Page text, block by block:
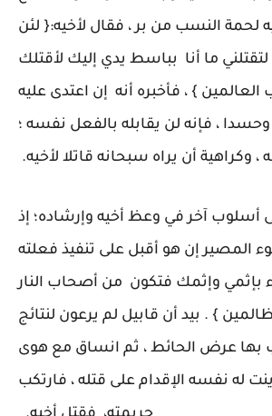
لحمة النسب من بر ، فقال لأخيه:{ لئن
ما أنا بباسط يدي إليك لأقتلك
العالمين } ، فأخبره أنه إن اعتدى عليه
، فإنه لن يقابله بالفعل نفسه ؛
، وكراهية أن يراه سبحانه قاتلا لأخيه.
أسلوب آخر في وعظ أخيه وإرشاده؛ إذ
المصير إن هو أقبل على تنفيذ فعلته
بإثمي وإثمك فتكون من أصحاب النار
} . بيد أن قابيل لم يرعون لنتائج
بها عرض الحائط ، ثم انساق مع هوى
له نفسه الإقدام على قتله ، فارتكب